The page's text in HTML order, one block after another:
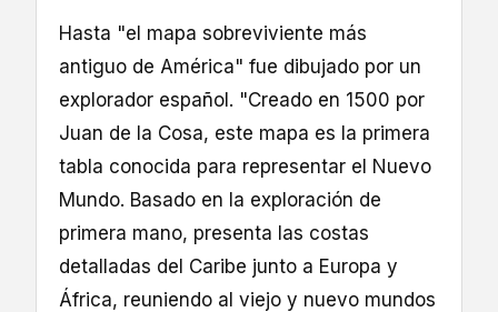
Hasta "el mapa sobreviviente más
antiguo de América" fue dibujado por un
explorador español. "Creado en 1500 por
Juan de la Cosa, este mapa es la primera
tabla conocida para representar el Nuevo
Mundo. Basado en la exploración de
primera mano, presenta las costas
detalladas del Caribe junto a Europa y
África, reuniendo al viejo y nuevo mundos